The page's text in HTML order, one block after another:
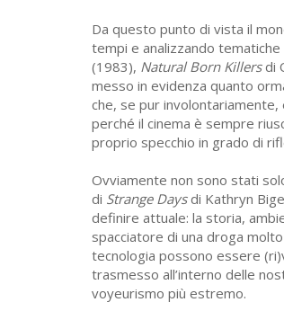
Da questo punto di vista il
tempi e analizzando
(1983), Natural Born Killersdi
messo in evidenza quanto
che, se pur
perché il cinema è sempre
proprio specchio in grado di
Ovviamente non sono stati
di Strange Daysdi Kathryn
definire attuale: la storia,
spacciatore di una droga
tecnologia possono essere
trasmesso all’interno delle
voyeurismo più estremo.